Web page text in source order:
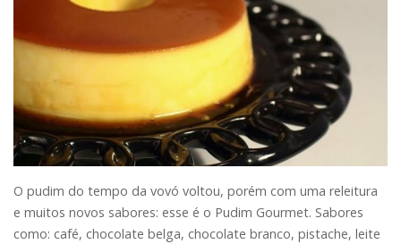
O pudim do tempo da vovó voltou, porém com uma releitura
e muitos novos sabores: esse é o Pudim Gourmet. Sabores
como: café, chocolate belga, chocolate branco, pistache, leite